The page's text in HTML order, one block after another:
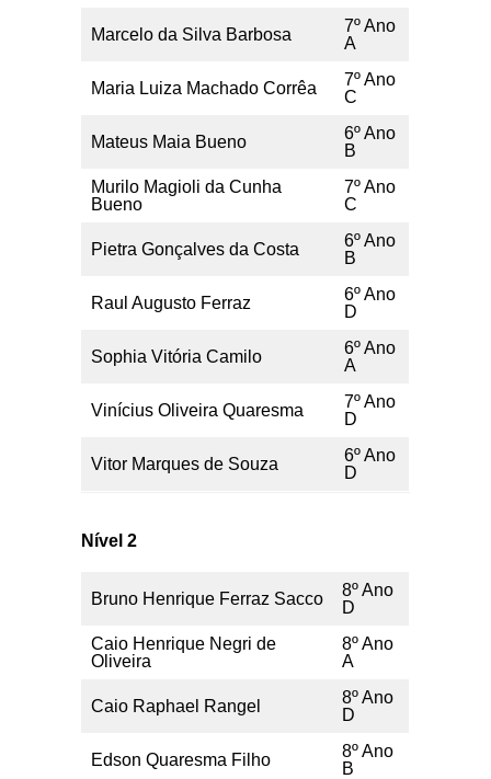
Marcelo da Silva Barbosa
7º Ano
A
Maria Luiza Machado Corrêa
7º Ano
C
Mateus Maia Bueno
6º Ano
B
Murilo Magioli da Cunha
Bueno
7º Ano
C
Pietra Gonçalves da Costa
6º Ano
B
Raul Augusto Ferraz
6º Ano
D
Sophia Vitória Camilo
6º Ano
A
Vinícius Oliveira Quaresma
7º Ano
D
Vitor Marques de Souza
6º Ano
D
Nível 2
Bruno Henrique Ferraz Sacco
8º Ano
D
Caio Henrique Negri de
Oliveira
8º Ano
A
Caio Raphael Rangel
8º Ano
D
Edson Quaresma Filho
8º Ano
B